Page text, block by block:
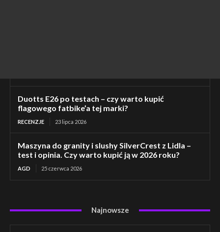
Duotts E26 po testach – czy warto kupić
flagowego fatbike’a tej marki?
RECENZJE 23 lipca 2026
Maszyna do granity i slushy SilverCrest z Lidla –
test i opinia. Czy warto kupić ją w 2026 roku?
AGD 25 czerwca 2026
Najnowsze